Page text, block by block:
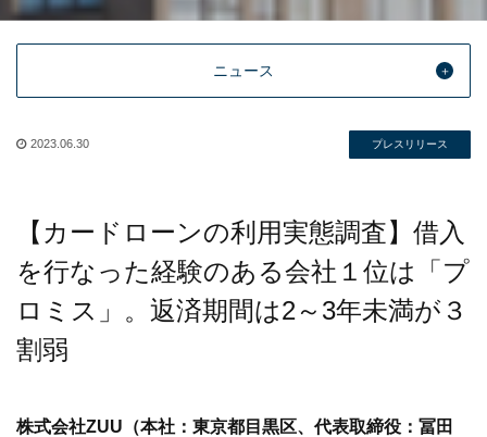
ニュース
2023.06.30 プレスリリース
【カードローンの利用実態調査】借入
を行なった経験のある会社１位は「プ
ロミス」。返済期間は2～3年未満が３
割弱
株式会社ZUU（本社：東京都目黒区、代表取締役：冨田